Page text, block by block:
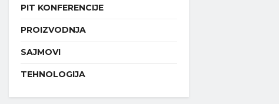
PIT KONFERENCIJE
PROIZVODNJA
SAJMOVI
TEHNOLOGIJA